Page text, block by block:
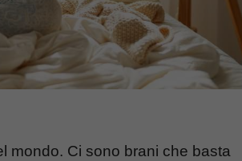
mondo. Ci sono brani che basta